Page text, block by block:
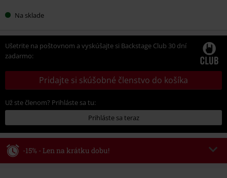
Na sklade
Ušetrite na poštovnom a vyskúšajte si Backstage Club 30 dní
zadarmo:
Pridajte si skúšobné členstvo do košíka
Už ste členom? Prihláste sa tu:
Prihláste sa teraz
-15% - Len na krátku dobu!